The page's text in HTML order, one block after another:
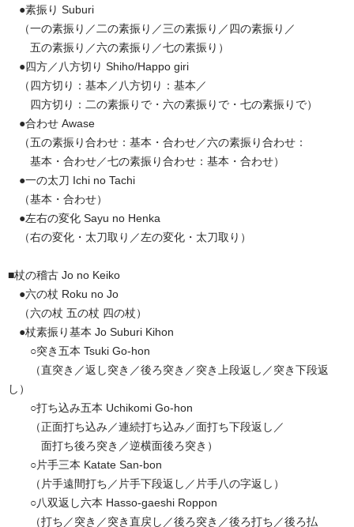
●素振り Suburi
（一の素振り／二の素振り／三の素振り／四の素振り／
五の素振り／六の素振り／七の素振り）
●四方／八方切り Shiho/Happo giri
（四方切り：基本／八方切り：基本／
四方切り：二の素振りで・六の素振りで・七の素振りで）
●合わせ Awase
（五の素振り合わせ：基本・合わせ／六の素振り合わせ：
基本・合わせ／七の素振り合わせ：基本・合わせ）
●一の太刀 Ichi no Tachi
（基本・合わせ）
●左右の変化 Sayu no Henka
（右の変化・太刀取り／左の変化・太刀取り）
■杖の稽古 Jo no Keiko
●六の杖 Roku no Jo
（六の杖 五の杖 四の杖）
●杖素振り基本 Jo Suburi Kihon
○突き五本 Tsuki Go-hon
（直突き／返し突き／後ろ突き／突き上段返し／突き下段返
し）
○打ち込み五本 Uchikomi Go-hon
（正面打ち込み／連続打ち込み／面打ち下段返し／
面打ち後ろ突き／逆横面後ろ突き）
○片手三本 Katate San-bon
（片手遠間打ち／片手下段返し／片手八の字返し）
○八双返し六本 Hasso-gaeshi Roppon
（打ち／突き／突き直戻し／後ろ突き／後ろ打ち／後ろ払